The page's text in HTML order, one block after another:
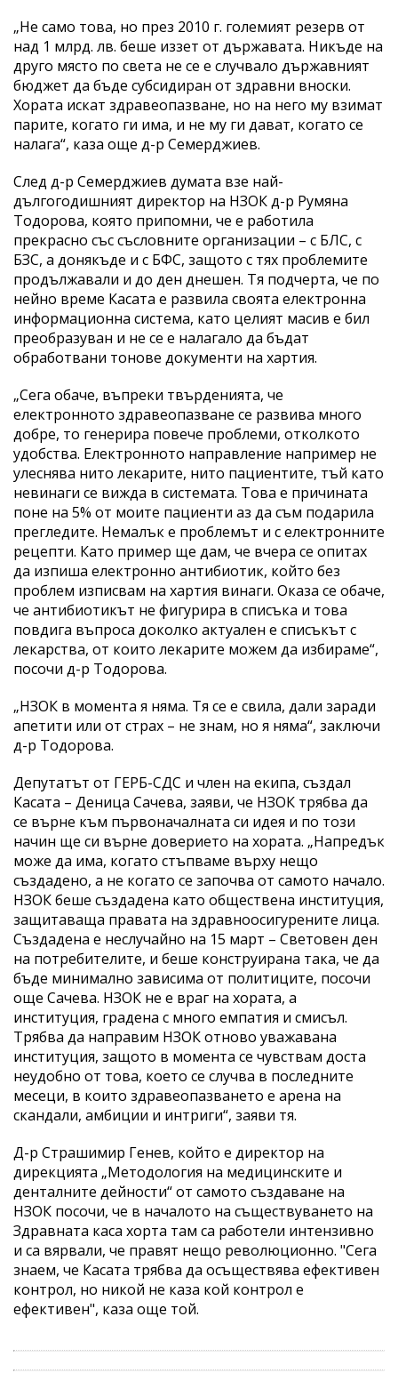
„Не само това, но през 2010 г. големият резерв от
над 1 млрд. лв. беше иззет от държавата. Никъде на
друго място по света не се е случвало държавният
бюджет да бъде субсидиран от здравни вноски.
Хората искат здравеопазване, но на него му взимат
парите, когато ги има, и не му ги дават, когато се
налага“, каза още д-р Семерджиев.
След д-р Семерджиев думата взе най-
дългогодишният директор на НЗОК д-р Румяна
Тодорова, която припомни, че е работила
прекрасно със съсловните организации – с БЛС, с
БЗС, а донякъде и с БФС, защото с тях проблемите
продължавали и до ден днешен. Тя подчерта, че по
нейно време Касата е развила своята електронна
информационна система, като целият масив е бил
преобразуван и не се е налагало да бъдат
обработвани тонове документи на хартия.
„Сега обаче, въпреки твърденията, че
електронното здравеопазване се развива много
добре, то генерира повече проблеми, отколкото
удобства. Електронното направление например не
улеснява нито лекарите, нито пациентите, тъй като
невинаги се вижда в системата. Това е причината
поне на 5% от моите пациенти аз да съм подарила
прегледите. Немалък е проблемът и с електронните
рецепти. Като пример ще дам, че вчера се опитах
да изпиша електронно антибиотик, който без
проблем изписвам на хартия винаги. Оказа се обаче,
че антибиотикът не фигурира в списъка и това
повдига въпроса доколко актуален е списъкът с
лекарства, от които лекарите можем да избираме“,
посочи д-р Тодорова.
„НЗОК в момента я няма. Тя се е свила, дали заради
апетити или от страх – не знам, но я няма“, заключи
д-р Тодорова.
Депутатът от ГЕРБ-СДС и член на екипа, създал
Касата – Деница Сачева, заяви, че НЗОК трябва да
се върне към първоначалната си идея и по този
начин ще си върне доверието на хората. „Напредък
може да има, когато стъпваме върху нещо
създадено, а не когато се започва от самото начало.
НЗОК беше създадена като обществена институция,
защитаваща правата на здравноосигурените лица.
Създадена е неслучайно на 15 март – Световен ден
на потребителите, и беше конструирана така, че да
бъде минимално зависима от политиците, посочи
още Сачева. НЗОК не е враг на хората, а
институция, градена с много емпатия и смисъл.
Трябва да направим НЗОК отново уважавана
институция, защото в момента се чувствам доста
неудобно от това, което се случва в последните
месеци, в които здравеопазването е арена на
скандали, амбиции и интриги“, заяви тя.
Д-р Страшимир Генев, който е директор на
дирекцията „Методология на медицинските и
денталните дейности“ от самото създаване на
НЗОК посочи, че в началото на съществуването на
Здравната каса хорта там са работели интензивно
и са вярвали, че правят нещо революционно. "Сега
знаем, че Касата трябва да осъществява ефективен
контрол, но никой не каза кой контрол е
ефективен", каза още той.